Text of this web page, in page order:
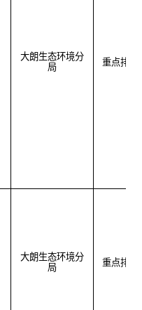
大朗生态环境分
局
重点排污
大朗生态环境分
局
重点排污